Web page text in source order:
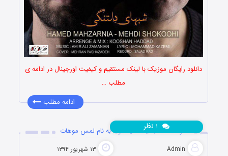
دانلود رایگان موزیک با لینک مستقیم و کیفیت اورجینال در ادامه ی
مطلب …
ادامه مطلب
دانلود آهنگ جدید سعید عرب به نام لمس موهات
Admin ۱۳ شهریور ۱۳۹۴
نظر